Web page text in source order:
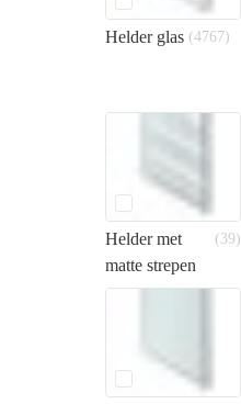
Helder glas (4767)
Helder met
matte strepen
(39)